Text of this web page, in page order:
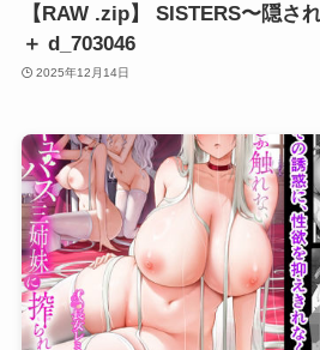
【RAW .zip】 SISTERS〜隠さ
＋ d_703046
2025年12月14日